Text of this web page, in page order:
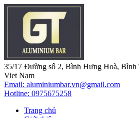
35/17 Đường số 2, Bình Hưng Hoà, Bình
Viet Nam
Email: aluminiumbar.vn@gmail.com
Hotline: 0975675258
Trang chủ